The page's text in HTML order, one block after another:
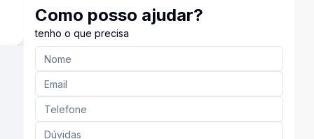
Como posso ajudar?
tenho o que precisa